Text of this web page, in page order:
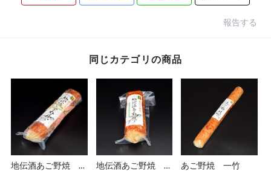
報告する
同じカテゴリの商品
地伝酒あご野焼 半
地伝酒あご野焼 三
あご野焼 一竹